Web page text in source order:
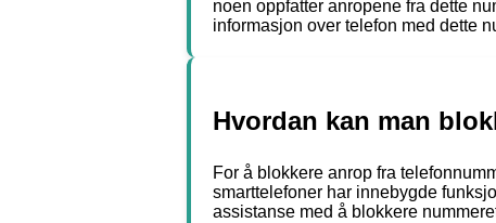
noen oppfatter anropene fra dette
informasjon over telefon med dette
Hvordan kan man
For å blokkere anrop fra
smarttelefoner har innebygde
assistanse med å blokkere